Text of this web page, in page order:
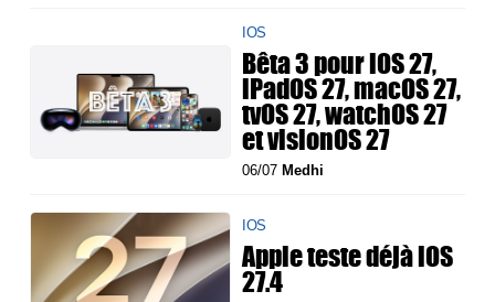
IOS
Bêta 3 pour iOS 27,
iPadOS 27, macOS 27,
tvOS 27, watchOS 27
et visionOS 27
06/07 Medhi
IOS
Apple teste déjà iOS
27.4